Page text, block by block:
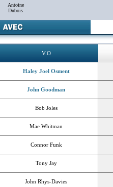
Antoine
Dubois
V.O
Haley Joel Osment
John Goodman
Bob Joles
Mae Whitman
Connor Funk
Tony Jay
John Rhys-Davies